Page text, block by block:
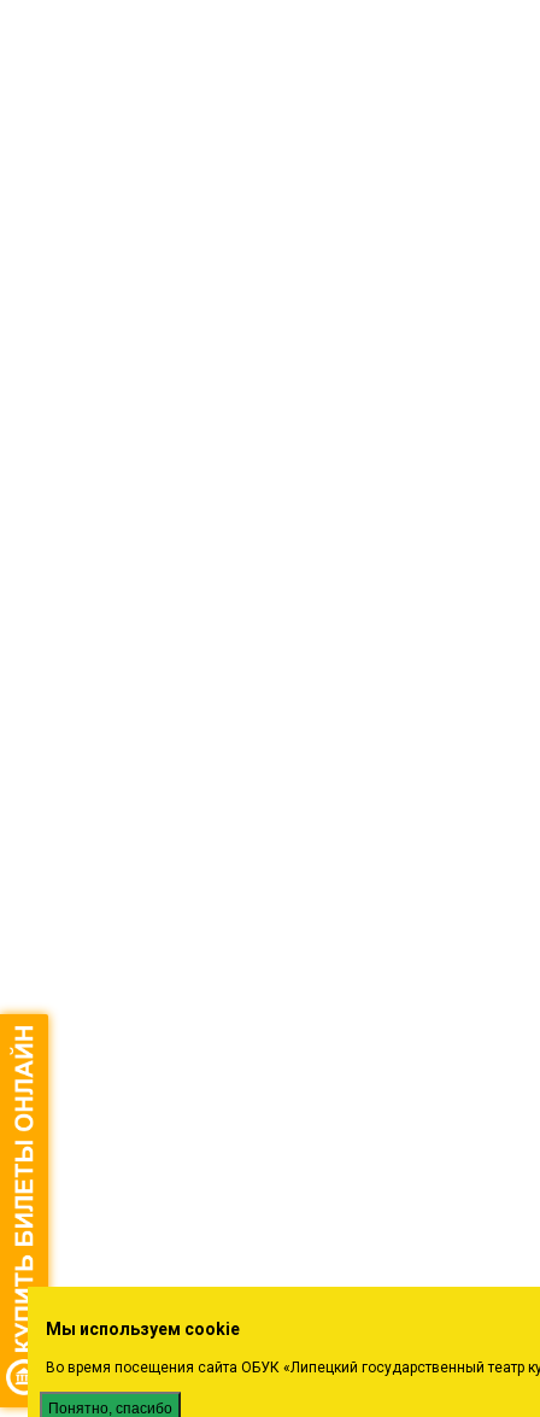
Мы используем cookie
Во время посещения сайта ОБУК «Липецкий государственный
Понятно, спасибо